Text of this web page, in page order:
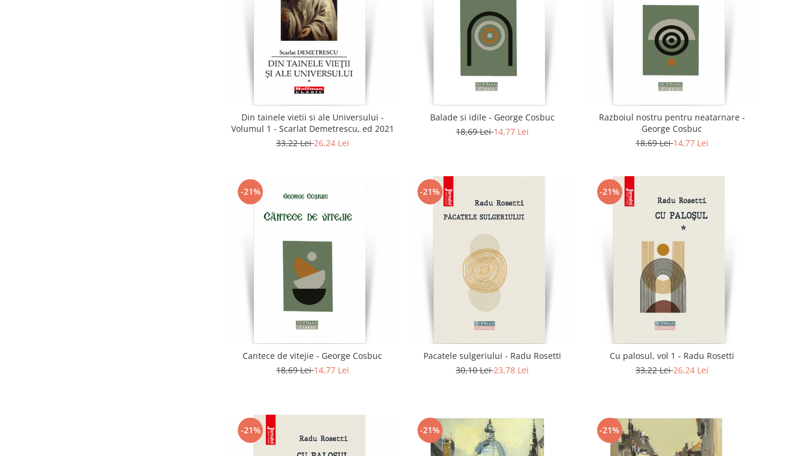
Din tainele vietii si ale Universului -
Volumul 1 - Scarlat Demetrescu, ed 2021
33,22 Lei26,24 Lei
Balade si idile - George Cosbuc
18,69 Lei14,77 Lei
Razboiul nostru pentru neatarnare -
George Cosbuc
18,69 Lei14,77 Lei
-21%
Cantece de vitejie - George Cosbuc
18,69 Lei14,77 Lei
-21%
Pacatele sulgeriului - Radu Rosetti
30,10 Lei23,78 Lei
-21%
Cu palosul, vol 1 - Radu Rosetti
33,22 Lei26,24 Lei
-21% -21% -21%